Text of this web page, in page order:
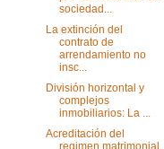
sociedad...
La extinción del
contrato de
arrendamiento no
insc...
División horizontal y
complejos
inmobiliarios: La ...
Acreditación del